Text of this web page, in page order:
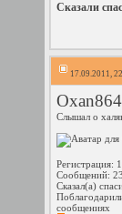
Сказали
17.09.2011,
Oxan864
Слышал о
Регистрация:
Сообщений: 23
Сказал(а)
сообщениях